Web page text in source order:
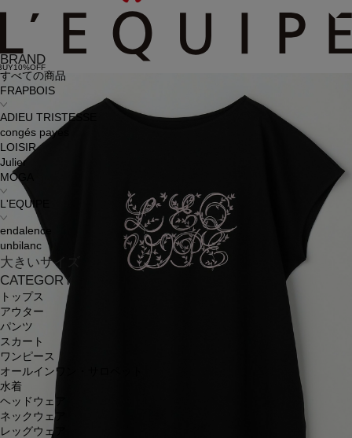
BRAND
すべての商品
FRAPBOIS
ADIEU TRISTESSE
congés payés
LOISIR
Julier
MOGA
L'EQUIPE
endalence
unbilanc
大きいサイズ
CATEGORY
トップス
アウター
パンツ
スカート
ワンピース
オールインワン・サロペット
水着
ヘッドウェア
ネックウェア
レッグウェア